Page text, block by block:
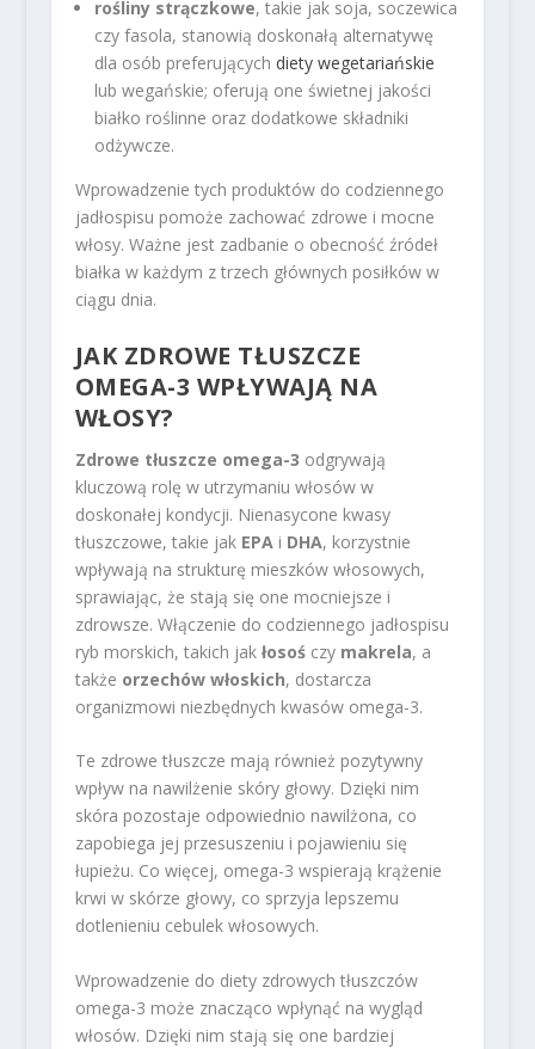
rośliny strączkowe, takie jak soja, soczewica
czy fasola, stanowią doskonałą alternatywę
dla osób preferujących diety wegetariańskie
lub wegańskie; oferują one świetnej jakości
białko roślinne oraz dodatkowe składniki
odżywcze.
Wprowadzenie tych produktów do codziennego
jadłospisu pomoże zachować zdrowe i mocne
włosy. Ważne jest zadbanie o obecność źródeł
białka w każdym z trzech głównych posiłków w
ciągu dnia.
JAK ZDROWE TŁUSZCZE
OMEGA-3 WPŁYWAJĄ NA
WŁOSY?
Zdrowe tłuszcze omega-3 odgrywają
kluczową rolę w utrzymaniu włosów w
doskonałej kondycji. Nienasycone kwasy
tłuszczowe, takie jak EPA i DHA, korzystnie
wpływają na strukturę mieszków włosowych,
sprawiając, że stają się one mocniejsze i
zdrowsze. Włączenie do codziennego jadłospisu
ryb morskich, takich jak łosośczy makrela, a
także orzechów włoskich, dostarcza
organizmowi niezbędnych kwasów omega-3.
Te zdrowe tłuszcze mają również pozytywny
wpływ na nawilżenie skóry głowy. Dzięki nim
skóra pozostaje odpowiednio nawilżona, co
zapobiega jej przesuszeniu i pojawieniu się
łupieżu. Co więcej, omega-3 wspierają krążenie
krwi w skórze głowy, co sprzyja lepszemu
dotlenieniu cebulek włosowych.
Wprowadzenie do diety zdrowych tłuszczów
omega-3 może znacząco wpłynąć na wygląd
włosów. Dzięki nim stają się one bardziej